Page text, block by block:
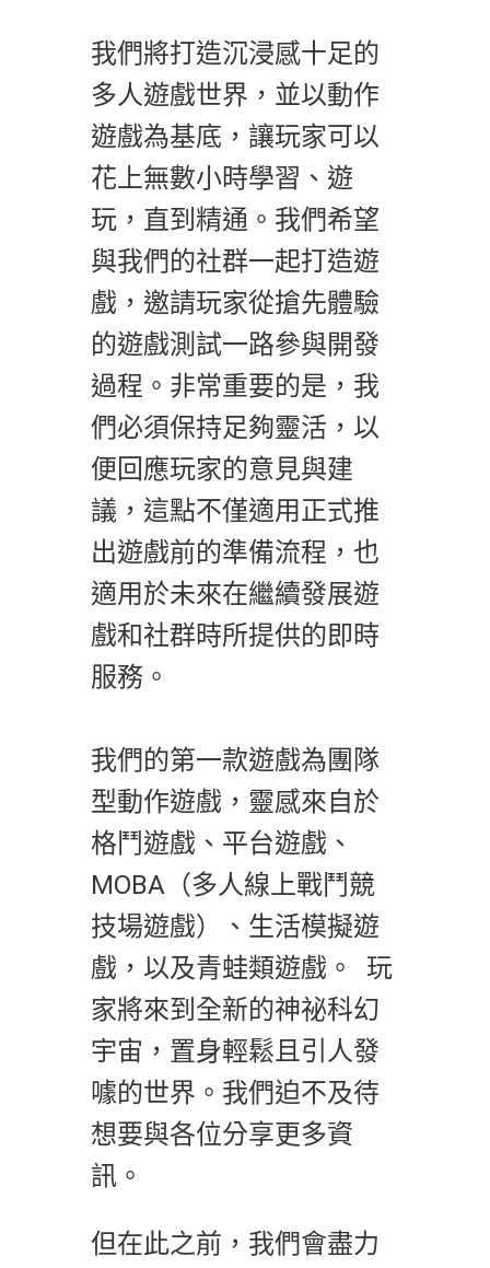
我們將打造沉浸感十足的
多人遊戲世界，並以動作
遊戲為基底，讓玩家可以
花上無數小時學習、遊
玩，直到精通。我們希望
與我們的社群一起打造遊
戲，邀請玩家從搶先體驗
的遊戲測試一路參與開發
過程。非常重要的是，我
們必須保持足夠靈活，以
便回應玩家的意見與建
議，這點不僅適用正式推
出遊戲前的準備流程，也
適用於未來在繼續發展遊
戲和社群時所提供的即時
服務。
我們的第一款遊戲為團隊
型動作遊戲，靈感來自於
格鬥遊戲、平台遊戲、
MOBA（多人線上戰鬥競
技場遊戲）、生活模擬遊
戲，以及青蛙類遊戲。 玩
家將來到全新的神祕科幻
宇宙，置身輕鬆且引人發
噱的世界。我們迫不及待
想要與各位分享更多資
訊。
但在此之前，我們會盡力